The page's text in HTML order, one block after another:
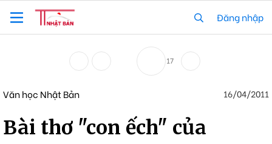
Đăng nhập
17
Văn học Nhật Bản 16/04/2011
Bài thơ "con ếch" của